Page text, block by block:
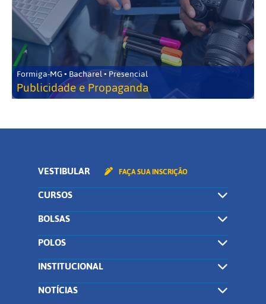
Formiga-MG • Bacharel • Presencial
Publicidade e Propaganda
VESTIBULAR FAÇA SUA INSCRIÇÃO
CURSOS
BOLSAS
POLOS
INSTITUCIONAL
NOTÍCIAS